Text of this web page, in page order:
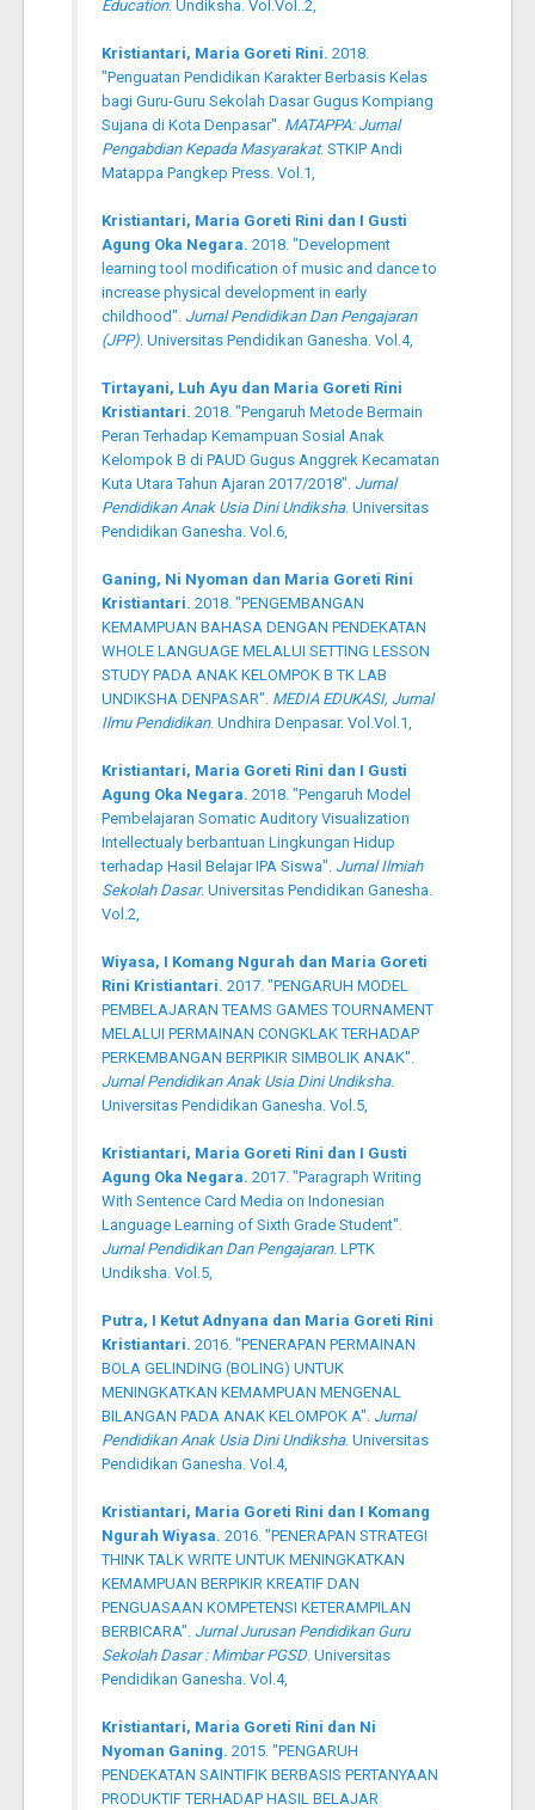
Education. Undiksha. Vol.Vol..2,
Kristiantari, Maria Goreti Rini. 2018.
"Penguatan Pendidikan Karakter Berbasis Kelas
bagi Guru-Guru Sekolah Dasar Gugus Kompiang
Sujana di Kota Denpasar". MATAPPA: Jurnal
Pengabdian Kepada Masyarakat. STKIP Andi
Matappa Pangkep Press. Vol.1,
Kristiantari, Maria Goreti Rini dan I Gusti
Agung Oka Negara. 2018. "Development
learning tool modification of music and dance to
increase physical development in early
childhood". Jurnal Pendidikan Dan Pengajaran
(JPP). Universitas Pendidikan Ganesha. Vol.4,
Tirtayani, Luh Ayu dan Maria Goreti Rini
Kristiantari. 2018. "Pengaruh Metode Bermain
Peran Terhadap Kemampuan Sosial Anak
Kelompok B di PAUD Gugus Anggrek Kecamatan
Kuta Utara Tahun Ajaran 2017/2018". Jurnal
Pendidikan Anak Usia Dini Undiksha. Universitas
Pendidikan Ganesha. Vol.6,
Ganing, Ni Nyoman dan Maria Goreti Rini
Kristiantari. 2018. "PENGEMBANGAN
KEMAMPUAN BAHASA DENGAN PENDEKATAN
WHOLE LANGUAGE MELALUI SETTING LESSON
STUDY PADA ANAK KELOMPOK B TK LAB
UNDIKSHA DENPASAR". MEDIA EDUKASI, Jurnal
Ilmu Pendidikan. Undhira Denpasar. Vol.Vol.1,
Kristiantari, Maria Goreti Rini dan I Gusti
Agung Oka Negara. 2018. "Pengaruh Model
Pembelajaran Somatic Auditory Visualization
Intellectualy berbantuan Lingkungan Hidup
terhadap Hasil Belajar IPA Siswa". Jurnal Ilmiah
Sekolah Dasar. Universitas Pendidikan Ganesha.
Vol.2,
Wiyasa, I Komang Ngurah dan Maria Goreti
Rini Kristiantari. 2017. "PENGARUH MODEL
PEMBELAJARAN TEAMS GAMES TOURNAMENT
MELALUI PERMAINAN CONGKLAK TERHADAP
PERKEMBANGAN BERPIKIR SIMBOLIK ANAK".
Jurnal Pendidikan Anak Usia Dini Undiksha.
Universitas Pendidikan Ganesha. Vol.5,
Kristiantari, Maria Goreti Rini dan I Gusti
Agung Oka Negara. 2017. "Paragraph Writing
With Sentence Card Media on Indonesian
Language Learning of Sixth Grade Student".
Jurnal Pendidikan Dan Pengajaran. LPTK
Undiksha. Vol.5,
Putra, I Ketut Adnyana dan Maria Goreti Rini
Kristiantari. 2016. "PENERAPAN PERMAINAN
BOLA GELINDING (BOLING) UNTUK
MENINGKATKAN KEMAMPUAN MENGENAL
BILANGAN PADA ANAK KELOMPOK A". Jurnal
Pendidikan Anak Usia Dini Undiksha. Universitas
Pendidikan Ganesha. Vol.4,
Kristiantari, Maria Goreti Rini dan I Komang
Ngurah Wiyasa. 2016. "PENERAPAN STRATEGI
THINK TALK WRITE UNTUK MENINGKATKAN
KEMAMPUAN BERPIKIR KREATIF DAN
PENGUASAAN KOMPETENSI KETERAMPILAN
BERBICARA". Jurnal Jurusan Pendidikan Guru
Sekolah Dasar : Mimbar PGSD. Universitas
Pendidikan Ganesha. Vol.4,
Kristiantari, Maria Goreti Rini dan Ni
Nyoman Ganing. 2015. "PENGARUH
PENDEKATAN SAINTIFIK BERBASIS PERTANYAAN
PRODUKTIF TERHADAP HASIL BELAJAR